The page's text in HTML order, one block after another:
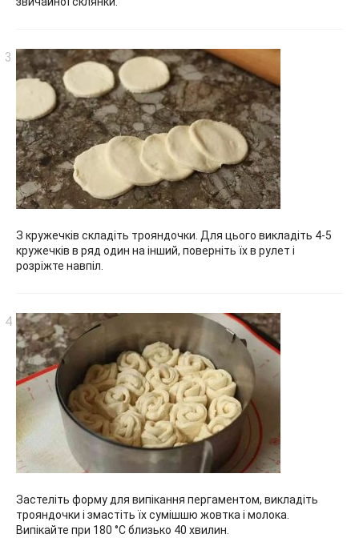
З кружечків складіть трояндочки. Для цього викладіть 4-5
кружечків в ряд один на інший, поверніть їх в рулет і
розріжте навпіл.
Застеліть форму для випікання пергаментом, викладіть
трояндочки і змастіть їх сумішшю жовтка і молока.
Випікайте при 180 °С близько 40 хвилин.